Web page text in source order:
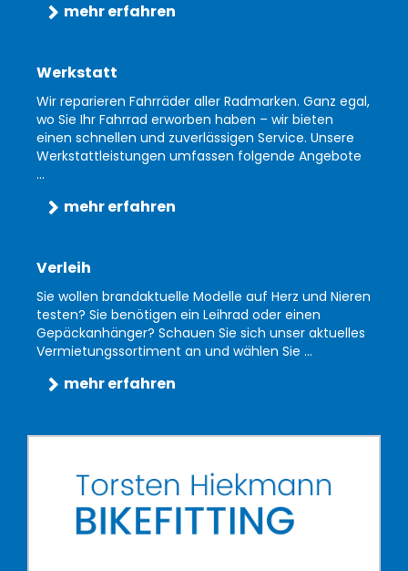
mehr erfahren
Werkstatt
Wir reparieren Fahrräder aller Radmarken. Ganz egal,
wo Sie Ihr Fahrrad erworben haben – wir bieten
einen schnellen und zuverlässigen Service. Unsere
Werkstattleistungen umfassen folgende Angebote
...
mehr erfahren
Verleih
Sie wollen brandaktuelle Modelle auf Herz und Nieren
testen? Sie benötigen ein Leihrad oder einen
Gepäckanhänger? Schauen Sie sich unser aktuelles
Vermietungssortiment an und wählen Sie ...
mehr erfahren